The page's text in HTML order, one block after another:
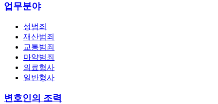
업무분야
성범죄
재산범죄
교통범죄
마약범죄
의료형사
일반형사
변호인의 조력